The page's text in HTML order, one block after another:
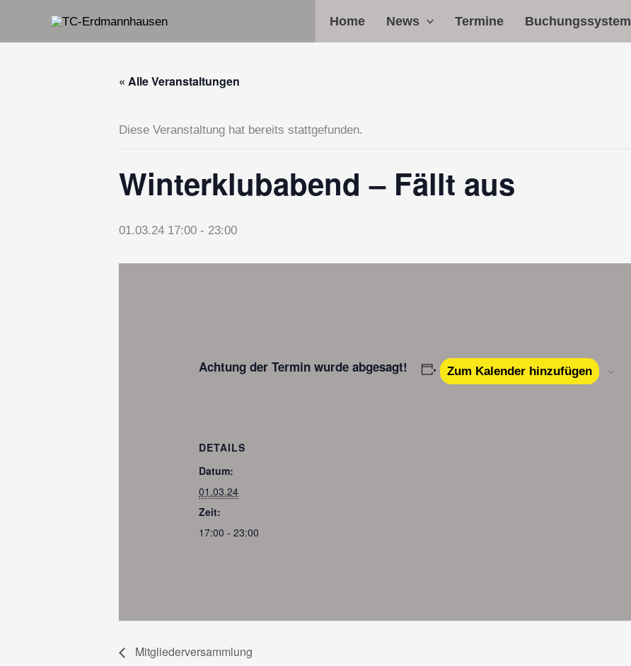
Home News Termine Buchungssystem
« Alle Veranstaltungen
Diese Veranstaltung hat bereits stattgefunden.
Winterklubabend – Fällt aus
01.03.24 17:00 - 23:00
Achtung der Termin wurde abgesagt! Zum Kalender hinzufügen
DETAILS
Datum:
01.03.24
Zeit:
17:00 - 23:00
Mitgliederversammlung